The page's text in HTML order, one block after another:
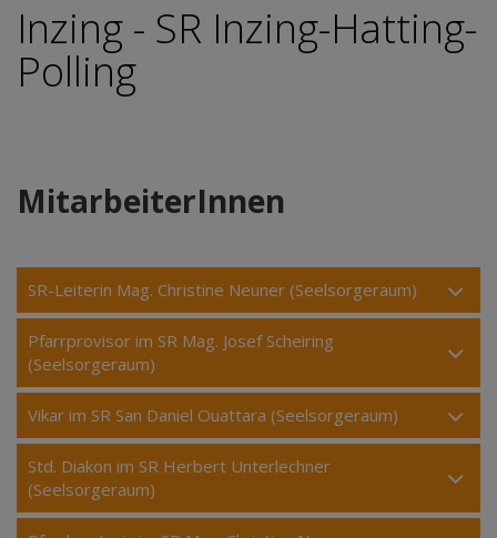
Inzing - SR Inzing-Hatting-
Polling
MitarbeiterInnen
SR-Leiterin Mag. Christine Neuner (Seelsorgeraum)
Pfarrprovisor im SR Mag. Josef Scheiring
(Seelsorgeraum)
Vikar im SR San Daniel Ouattara (Seelsorgeraum)
Std. Diakon im SR Herbert Unterlechner
(Seelsorgeraum)